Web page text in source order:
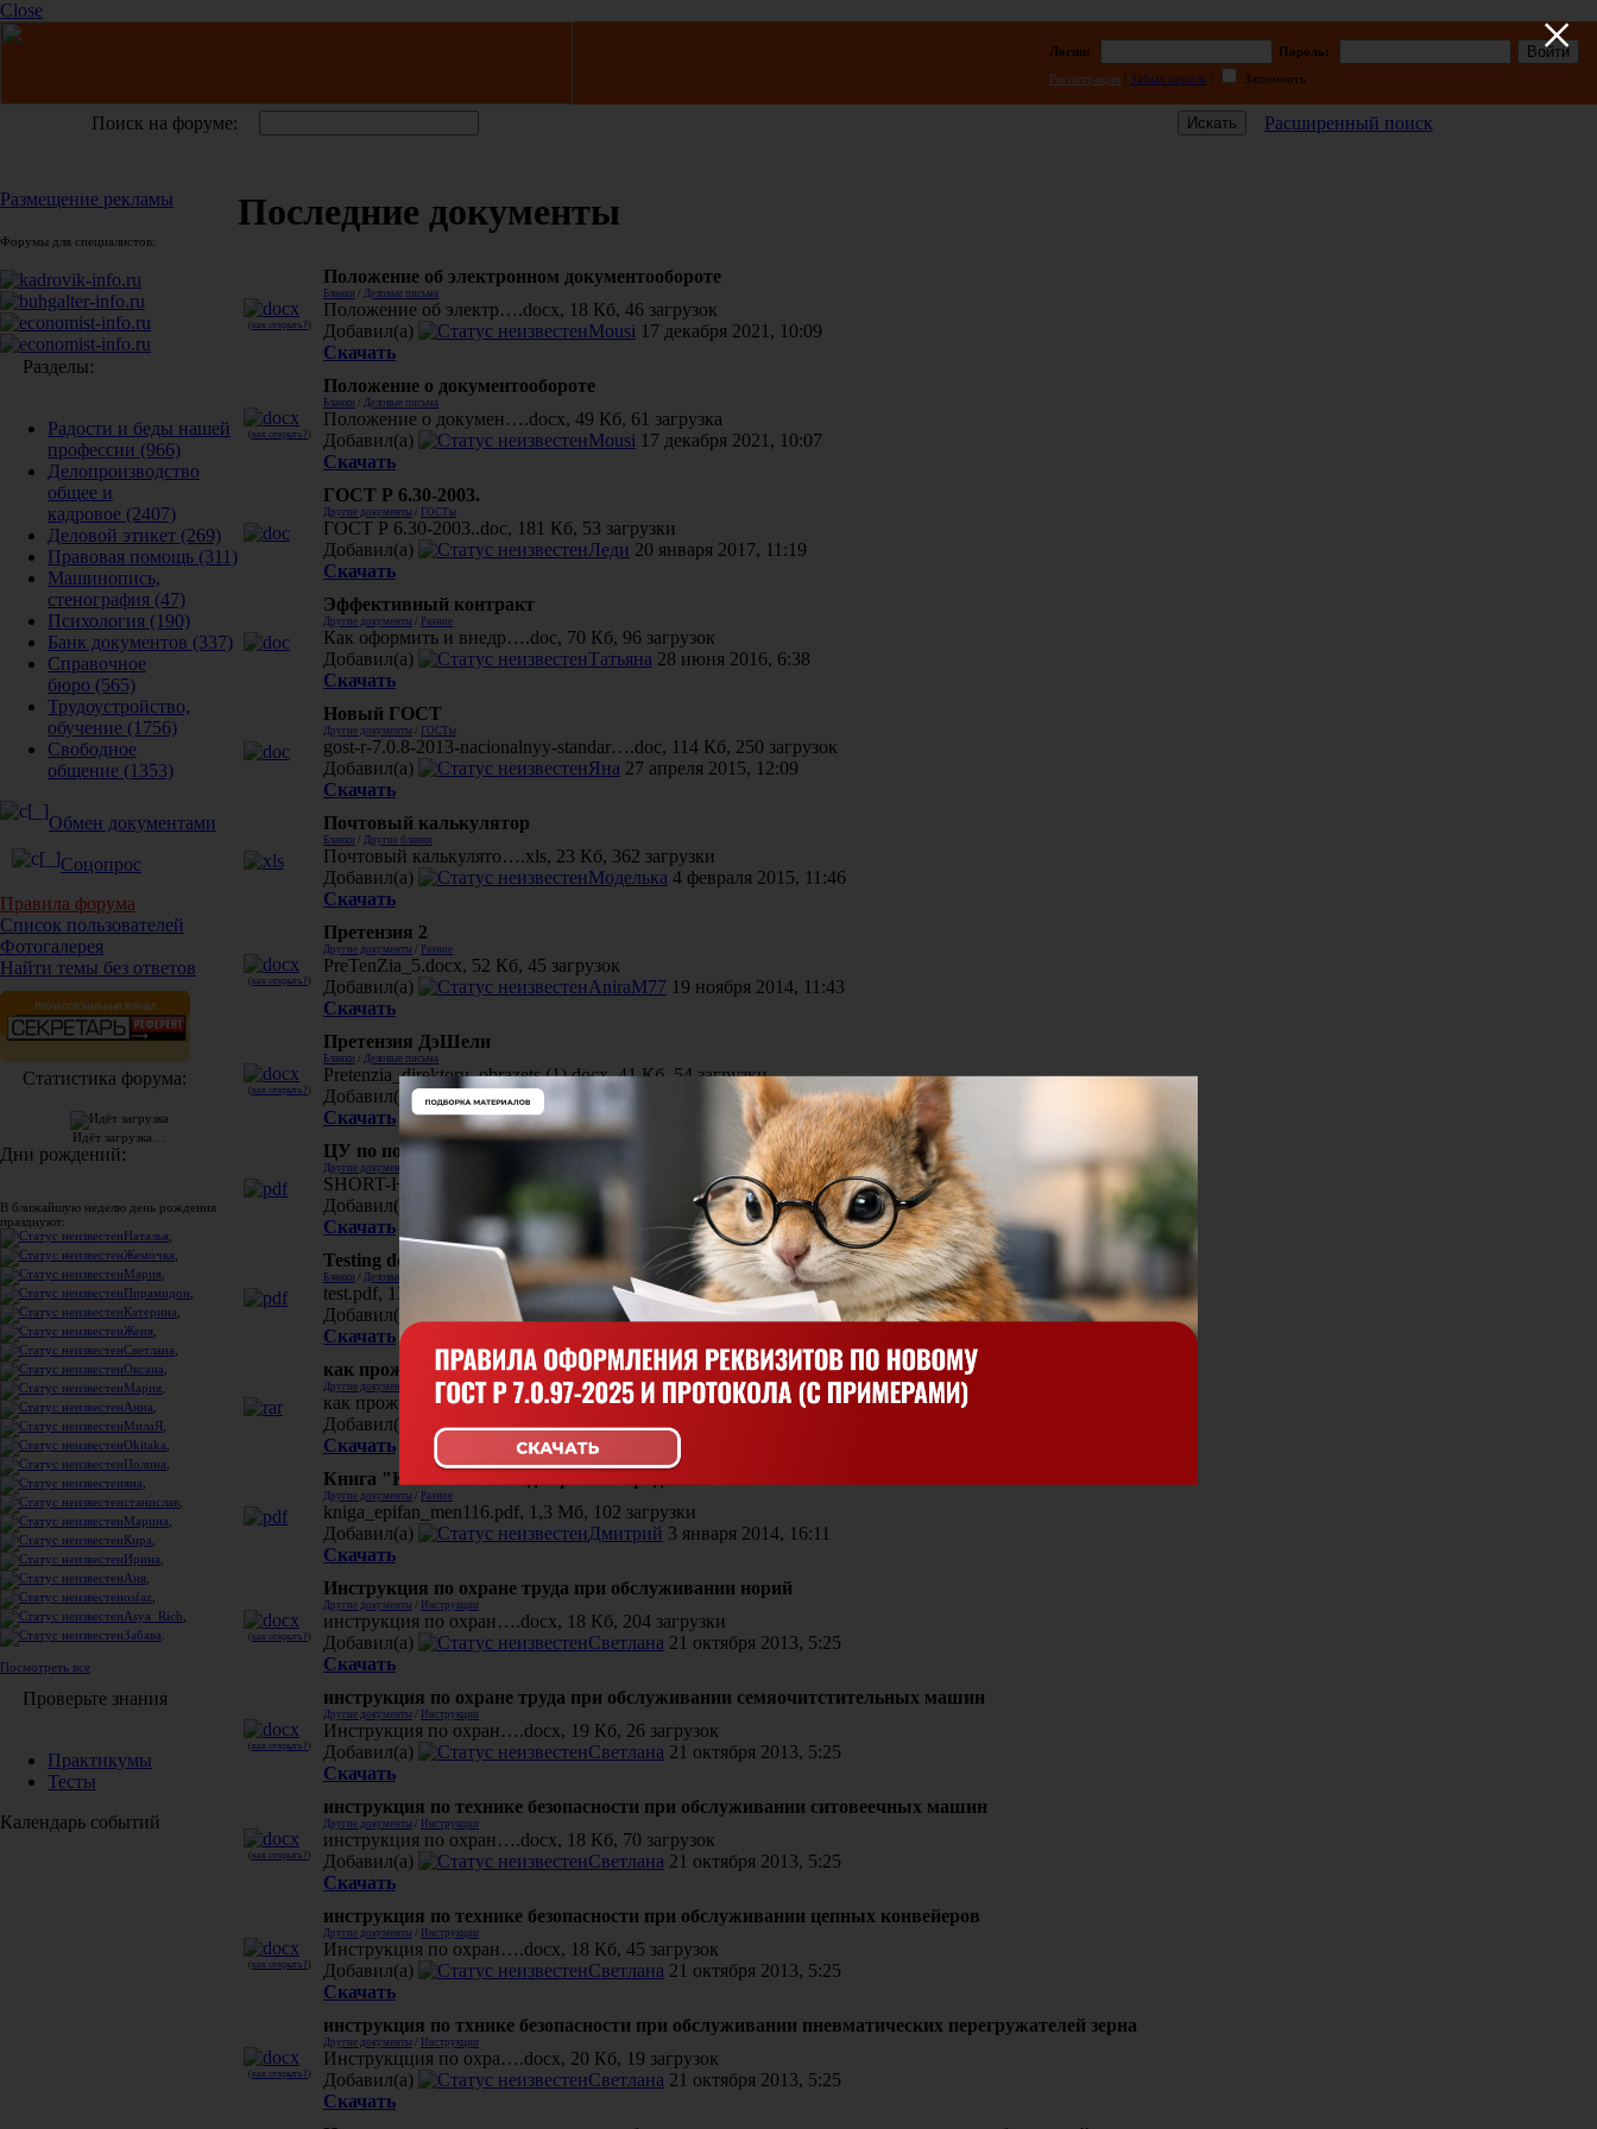
Close
Логин:
Пароль:
Регистрация
Забыл пароль Запомнить
Поиск на форуме: Расширенный поиск
Размещение рекламы
Форумы для специалистов:
Разделы:
Радости и беды нашей
профессии (966)
Делопроизводство
общее и
кадровое (2407)
Деловой этикет (269)
Правовая помощь (311)
Машинопись,
стенография (47)
Психология (190)
Банк документов (337)
Справочное
бюро (565)
Трудоустройство,
обучение (1756)
Свободное
общение (1353)
Обмен документами
Соцопрос
Правила форума
Список пользователей
Фотогалерея
Найти темы без ответов
Статистика форума:
Идёт загрузка…
Дни рождений:
В ближайшую неделю день рождения
празднуют:
Наталья
Жемочка
Мария
Пирамидон
Катерина
Женя
Светлана
Оксана
Мария
Анна
МилаЯ
Okitaka
Полина
яна
станислав
Марина
Кира
Ирина
Аня
osfaz
Asya_Rich
Забава
Посмотреть все
Проверьте знания
Практикумы
Тесты
Календарь событий
Последние документы
( как открыть?
Положение об электронном документообороте
Бланки Деловые письма
Положение об электр….docx, 18 Кб, 46 загрузок
Добавил(а)
Mousi 17 декабря 2021, 10:09
Скачать
( как открыть?
Положение о документообороте
Бланки Деловые письма
Положение о докумен….docx, 49 Кб, 61 загрузка
Добавил(а)
Mousi 17 декабря 2021, 10:07
Скачать
ГОСТ Р 6.30-2003.
Другие документы ГОСТы
ГОСТ Р 6.30-2003..doc, 181 Кб, 53 загрузки
Добавил(а)
Леди 20 января 2017, 11:19
Скачать
Эффективный контракт
Другие документы Разное
Как оформить и внедр….doc, 70 Кб, 96 загрузок
Добавил(а)
Татьяна 28 июня 2016, 6:38
Скачать
Новый ГОСТ
Другие документы ГОСТы
gost-r-7.0.8-2013-nacionalnyy-standar….doc, 114 Кб, 250 загрузок
Добавил(а)
Яна 27 апреля 2015, 12:09
Скачать
Почтовый калькулятор
Бланки Другие бланки
Почтовый калькулято….xls, 23 Кб, 362 загрузки
Добавил(а)
Моделька 4 февраля 2015, 11:46
Скачать
( как открыть?
Претензия 2
Другие документы Разное
PreTenZia_5.docx, 52 Кб, 45 загрузок
Добавил(а)
AniraM77 19 ноября 2014, 11:43
Скачать
( как открыть?
Претензия ДэШели
Бланки Деловые письма
Pretenzia_direktoru_obrazets (1).docx, 41 Кб, 54 загрузки
Добавил(а)
19 ноября 2014, 11:43
Скачать
ЦУ по подаче на визу в Великобританию
Другие документы
SHORT-HOW TO APPLY FOR A UK VISA upda….pdf, 479 Кб, 21 загрузка
Добавил(а)
Лялька
2 сентября 2014, 16:23
Скачать
Testing document
Бланки Деловые письма
test.pdf, 13 Кб, 113 загрузок
Добавил(а)
Jason Richardson15 июля 2014, 15:05
Скачать
как прожить на 3 тыс. руб
Другие документы Разное
как прожить на 3000.rar, 660 Кб, 301 загрузка
Добавил(а)
AnytkaSm10 января 2014, 14:54
Скачать
Книга "Как я был менеджером по продажам"
Другие документы Разное
kniga_epifan_men116.pdf, 1,3 Мб, 102 загрузки
Добавил(а)
Дмитрий 3 января 2014, 16:11
Скачать
( как открыть?
Инструкция по охране труда при обслуживании норий
Другие документы Инструкции
инструкция по охран….docx, 18 Кб, 204 загрузки
Добавил(а)
Светлана 21 октября 2013, 5:25
Скачать
( как открыть?
инструкция по охране труда при обслуживании семяочитстительных машин
Другие документы Инструкции
Инструкция по охран….docx, 19 Кб, 26 загрузок
Добавил(а)
Светлана 21 октября 2013, 5:25
Скачать
( как открыть?
инструкция по технике безопасности при обслуживании ситовеечных машин
Другие документы Инструкции
инструкция по охран….docx, 18 Кб, 70 загрузок
Добавил(а)
Светлана 21 октября 2013, 5:25
Скачать
( как открыть?
инструкция по технике безопасности при обслуживании цепных конвейеров
Другие документы Инструкции
Инструкция по охран….docx, 18 Кб, 45 загрузок
Добавил(а)
Светлана 21 октября 2013, 5:25
Скачать
( как открыть?
инструкция по тхнике безопасности при обслуживании пневматических перегружателей зерна
Другие документы Инструкции
Инструкцция по охра….docx, 20 Кб, 19 загрузок
Добавил(а)
Светлана 21 октября 2013, 5:25
Скачать
×